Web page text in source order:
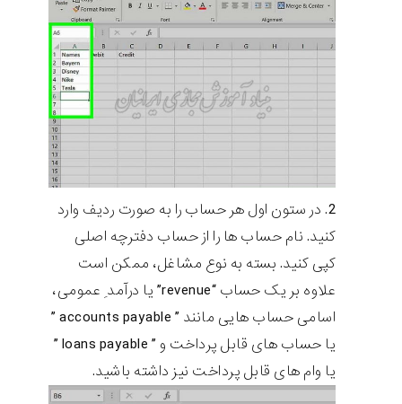
در ستون اول هر حساب را به صورت ردیف وارد
کنید. نام حساب ها را از حساب دفترچه اصلی
کپی کنید. بسته به نوع مشاغل، ممکن است
علاوه بر یک حساب “revenue” یا درآمد ِ عمومی،
اسامی حساب هایی مانند ” accounts payable ”
یا حساب های قابل پرداخت و ” loans payable ”
یا وام های قابل پرداخت نیز داشته باشید.